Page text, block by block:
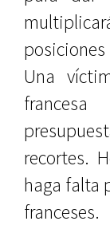
Una
recortes.
haga falta
franceses.